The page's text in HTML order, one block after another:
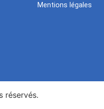
Mentions légales
réservés.